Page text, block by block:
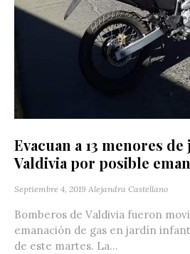
Evacuan a 13 menores
Valdivia por posible
Septiembre 4, 2019 Alejandra Castellano
Bomberos de Valdivia fueron
emanación de gas en jardín
de este martes. La...